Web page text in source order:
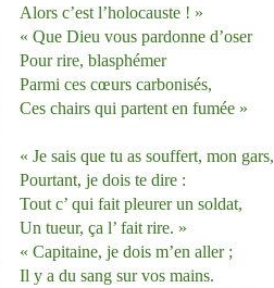
Alors c’est l’holocauste ! »
« Que Dieu vous pardonne d’oser
Pour rire, blasphémer
Parmi ces cœurs carbonisés,
Ces chairs qui partent en fumée »
« Je sais que tu as souffert, mon gars,
Pourtant, je dois te dire :
Tout c’ qui fait pleurer un soldat,
Un tueur, ça l’ fait rire. »
« Capitaine, je dois m’en aller ;
Il y a du sang sur vos mains.